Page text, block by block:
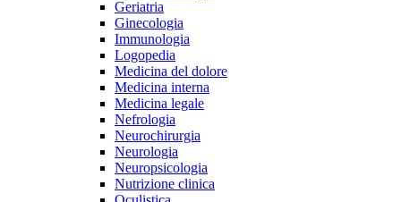
Geriatria
Ginecologia
Immunologia
Logopedia
Medicina del dolore
Medicina interna
Medicina legale
Nefrologia
Neurochirurgia
Neurologia
Neuropsicologia
Nutrizione clinica